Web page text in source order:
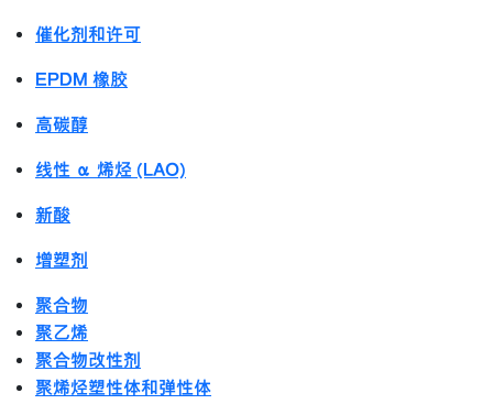
催化剂和许可
EPDM 橡胶
高碳醇
线性 α 烯烃 (LAO)
新酸
增塑剂
聚合物
聚乙烯
聚合物改性剂
聚烯烃塑性体和弹性体